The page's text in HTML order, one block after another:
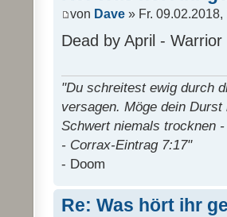
von Dave » Fr. 09.02.2018,
Dead by April - Warrior
"Du schreitest ewig durch
versagen. Möge dein
Schwert niemals trocknen
- Corrax-Eintrag 7:17"
- Doom
Re: Was hört ihr